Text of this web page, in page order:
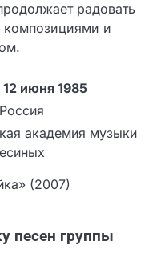
радовать
композициями и
12 июня 1985
академия музыки
(2007)
песен группы